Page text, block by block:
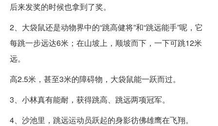
后来发奖的时候也拿到了奖。
2、大袋鼠还是动物界中的“跳高健将”和“跳远能手”呢，它
每跳一步远达6米；在山坡上，顺坡而下，一下可跳12米
远。
高2.5米，甚至3米的障碍物，大袋鼠能一跃而过。
3、小林真有能耐，获得跳高、跳远两项冠军。
4、沙池里，跳远运动员跃起的身影彷佛雄鹰在飞翔。